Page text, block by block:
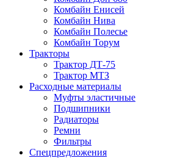
Комбайн Енисей
Комбайн Нива
Комбайн Полесье
Комбайн Торум
Тракторы
Трактор ДТ-75
Трактор МТЗ
Расходные материалы
Муфты эластичные
Подшипники
Радиаторы
Ремни
Фильтры
Спецпредложения